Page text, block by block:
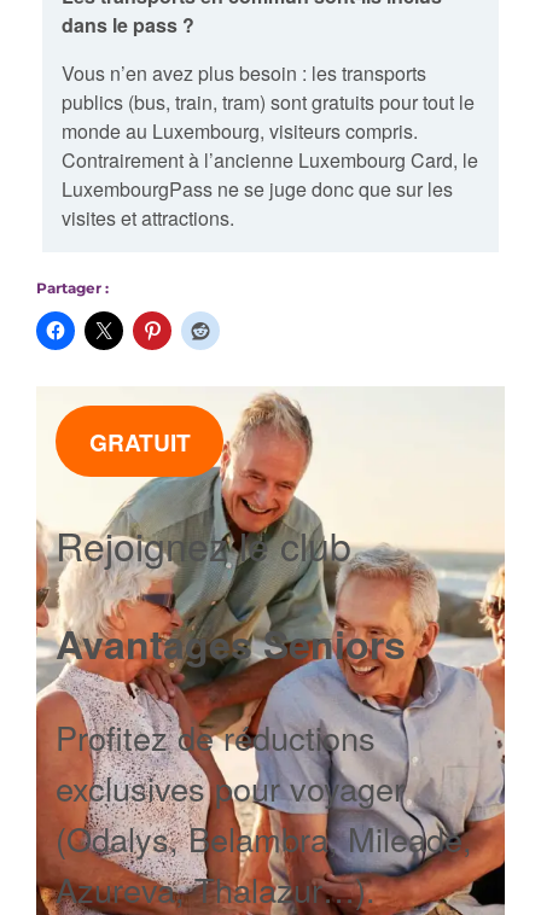
dans le pass ?
Vous n’en avez plus besoin : les transports
publics (bus, train, tram) sont gratuits pour tout le
monde au Luxembourg, visiteurs compris.
Contrairement à l’ancienne Luxembourg Card, le
LuxembourgPass ne se juge donc que sur les
visites et attractions.
Partager :
GRATUIT
Rejoignez le club
Avantages Seniors
Profitez de réductions
exclusives pour voyager
(Odalys, Belambra, Mileade,
Azureva, Thalazur…).